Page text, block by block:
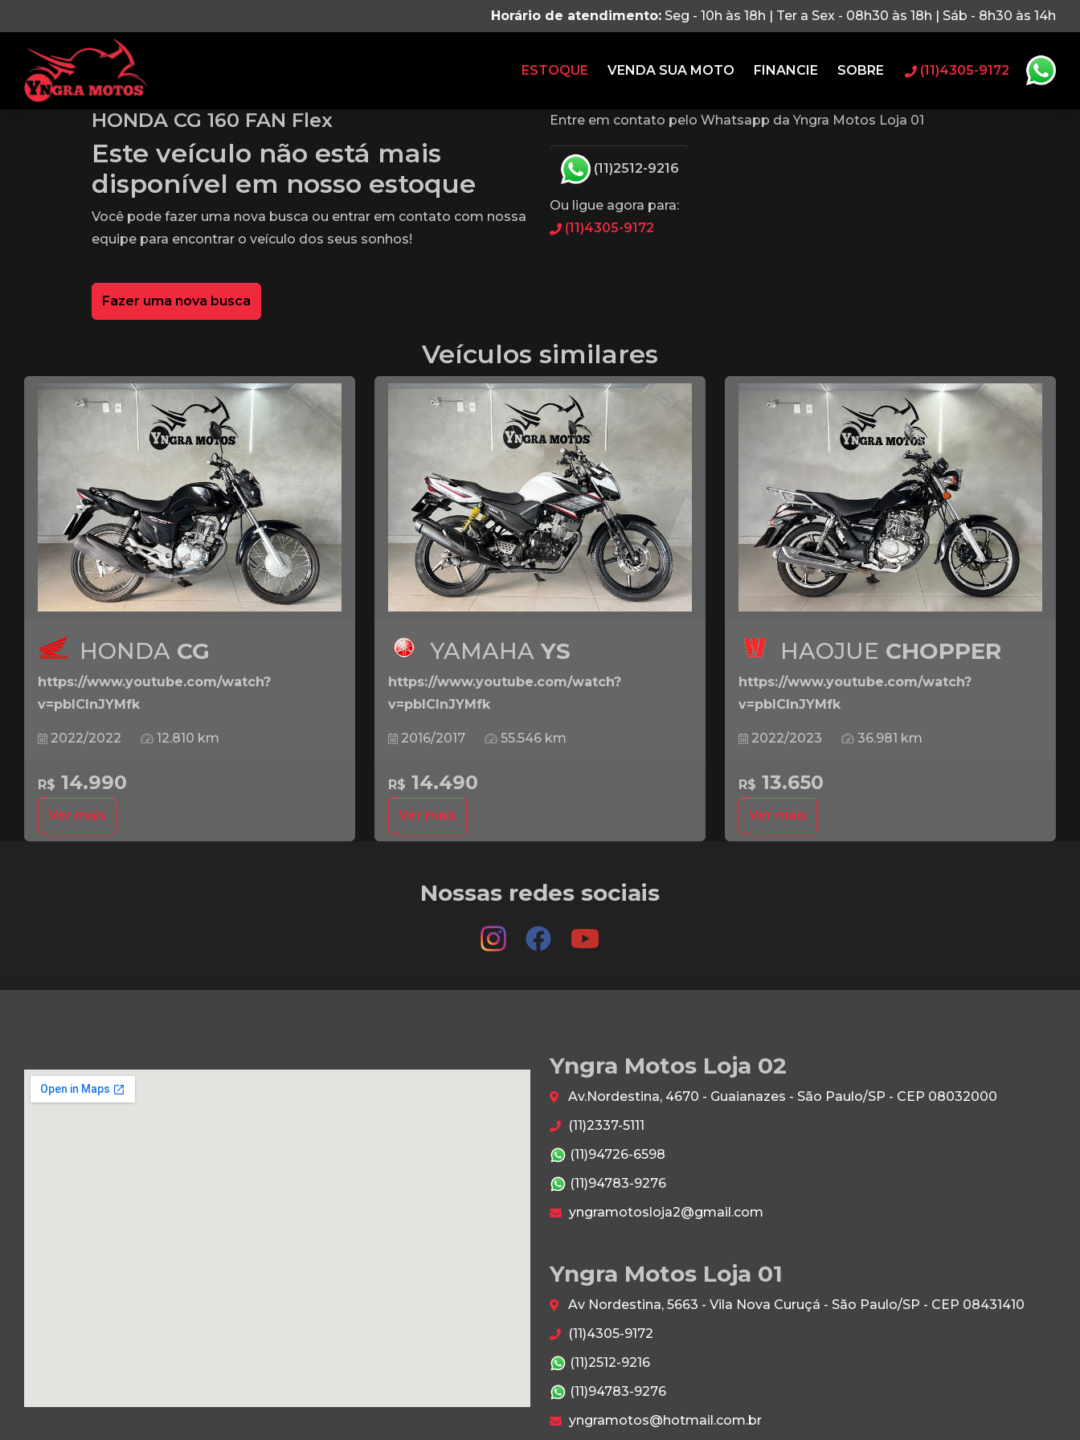
Horário de atendimento: Seg - 10h às 18h | Ter a Sex - 08h30 às 18h | Sáb - 8h30 às 14h
ESTOQUE VENDA SUA MOTO FINANCIE SOBRE (11)4305-9172
HONDA CG 160 FAN Flex
Este veículo não está mais
disponível em nosso estoque
Você pode fazer uma nova busca ou entrar em contato com nossa
equipe para encontrar o veículo dos seus sonhos!
Fazer uma nova busca
Entre em contato pelo Whatsapp da Yngra Motos Loja 01
(11)2512-9216
Ou ligue agora para:
(11)4305-9172
Veículos similares
HONDA CG
https://www.youtube.com/watch?
v=pbICInJYMfk
2022/2022 12.810 km
R$ 14.990
Ver mais
YAMAHAYS
https://www.youtube.com/watch?
v=pbICInJYMfk
2016/2017 55.546 km
R$ 14.490
Ver mais
HAOJUE CHOPPER
https://www.youtube.com/watch?
v=pbICInJYMfk
2022/2023 36.981 km
R$ 13.650
Ver mais
Nossas redes sociais
Yngra Motos Loja 02
Av.Nordestina, 4670 - Guaianazes - São Paulo/SP - CEP 08032000
(11)2337-5111
(11)94726-6598
(11)94783-9276
yngramotosloja2@gmail.com
Yngra Motos Loja 01
Av Nordestina, 5663 - Vila Nova Curuçá - São Paulo/SP - CEP 08431410
(11)4305-9172
(11)2512-9216
(11)94783-9276
yngramotos@hotmail.com.br